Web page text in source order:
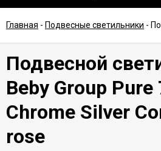
Главная - Подвесные светильники -
Подвесной
Beby Group Pure
Chrome Silver
rose